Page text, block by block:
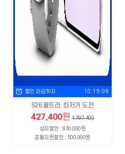
할인 마감까지 10:15:08
S26 울트라, 최저가 도전
427,400원 1,797,400
성지할인 : 870,000원
공통지원할인 : 500,000원